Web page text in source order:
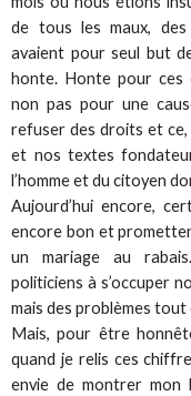
de tous les maux, des
avaient pour seul but
honte. Honte pour ces
non pas pour une
refuser des droits et
et nos textes
l’homme et du citoyen
Aujourd’hui encore,
encore bon et
un mariage au
politiciens à s’occuper
mais des problèmes
Mais, pour être
quand je relis ces
envie de montrer mon